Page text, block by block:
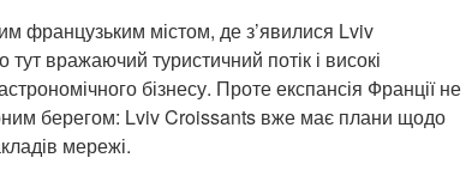
французьким містом, де з’явилися Lviv
вражаючий туристичний потік і високі
бізнесу. Проте експансія Франції не
берегом: Lviv Croissants вже має плани щодо
мережі.